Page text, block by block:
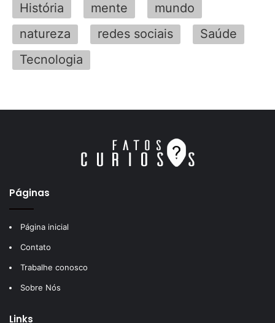
História
mente
mundo
natureza
redes sociais
Saúde
Tecnologia
Páginas
Página inicial
Contato
Trabalhe conosco
Sobre Nós
Links